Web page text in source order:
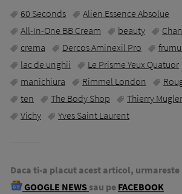
60 Seconds
Alien Essence Absolue
All-In-One BB Cream
beauty
crema
Dercos Aminexil Pro
lac de unghii
Le Prisme Yeux Quatuor
manichiura
Rimmel London
ten
The Body Shop Thierry Mugler
Vichy
Yves Saint Laurent
Daca ti-a placut acest articol, urmareste
GOOGLE NEWS sau pe FACEBOOK